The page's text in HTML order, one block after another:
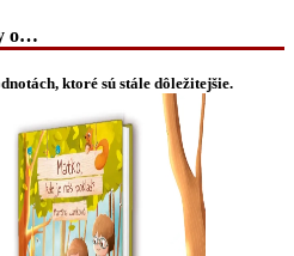
o…
ktoré sú stále dôležitejšie.